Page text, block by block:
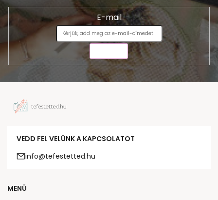
E-mail
VEDD FEL VELÜNK A KAPCSOLATOT
info@tefestetted.hu
MENÜ